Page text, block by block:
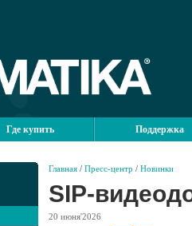
Где купить Поддержка
Главная / Пресс-центр / Новинки
SIP-
20 июня'2026